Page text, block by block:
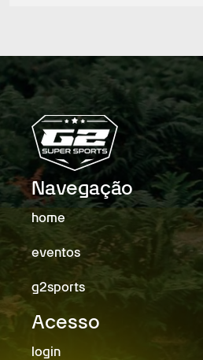
Navegação
home
eventos
g2sports
Acesso
login